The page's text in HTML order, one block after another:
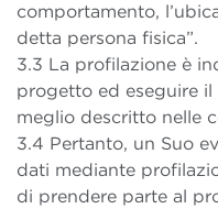
comportamento,
detta persona fisica”.
3.3 La profilazione è
progetto ed eseguire
meglio descritto nelle
3.4 Pertanto, un Suo
dati mediante
di prendere parte al